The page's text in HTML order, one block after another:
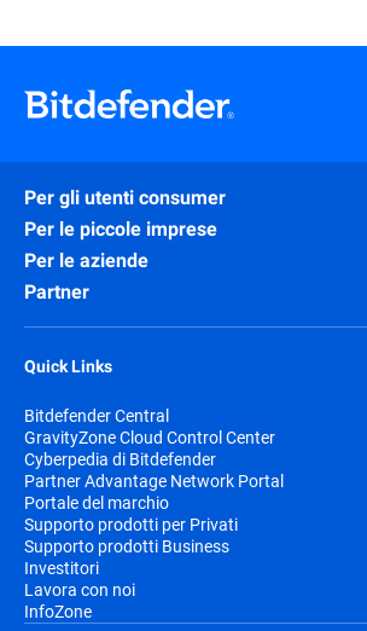
Sicurezza 24 ore su 24, 7 giorni
Il prezzo offerto è valido per il
dell'abbonamento. In seguito, il
abbonamento sarà fatturato al
la differenza tra i prezzi di
del primo periodo e del periodo
(ad esempio, il prezzo del primo
rispetto a ogni anno
sono soggetti a modifiche, ma
invierà una notifica preventiva
prima del rinnovo
Per gli utenti consumer
Per le piccole imprese
Per le aziende
Partner
Quick Links
Bitdefender Central
GravityZone Cloud Control Center
Cyberpedia di Bitdefender
Partner Advantage Network Portal
Portale del marchio
Supporto prodotti per Privati
Supporto prodotti Business
Investitori
Lavora con noi
InfoZone